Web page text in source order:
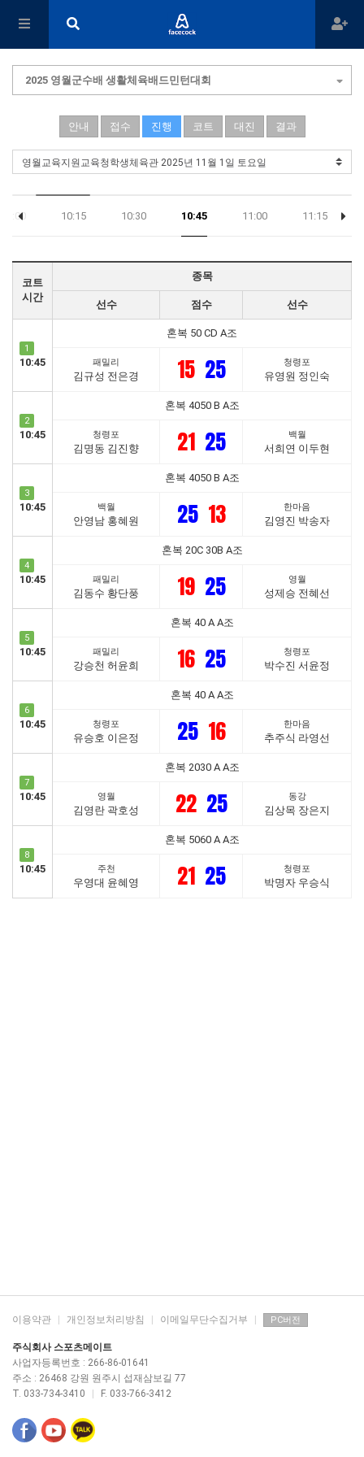
2025 영월군수배 생활체육배드민턴대회
안내 접수 진행 코트 대진 결과
10:00 10:15 10:30 10:45 11:00 11:15
코트
시간
종목
선수 점수 선수
1
10:45
혼복 50 CD A조
패밀리
김규성 전은경 15 25 청령포
유영원 정인숙
2
10:45
혼복 4050 B A조
청령포
김명동 김진향 21 25 백월
서희연 이두현
3
10:45
혼복 4050 B A조
백월
안영남 홍혜원 25 13 한마음
김영진 박송자
4
10:45
혼복 20C 30B A조
패밀리
김동수 황단풍 19 25 영월
성제승 전혜선
5
10:45
혼복 40 A A조
패밀리
강승천 허윤희 16 25 청령포
박수진 서윤정
6
10:45
혼복 40 A A조
청령포
유승호 이은정 25 16 한마음
추주식 라영선
7
10:45
혼복 2030 A A조
영월
김영란 곽호성 22 25 동강
김상목 장은지
8
10:45
혼복 5060 A A조
주천
우영대 윤혜영 21 25 청령포
박명자 우승식
이용약관 개인정보처리방침 이메일무단수집거부 PC버전
주식회사 스포츠메이트
사업자등록번호 : 266-86-01641
주소 : 26468 강원 원주시 섭재삼보길 77
T. 033-734-3410
F. 033-766-3412